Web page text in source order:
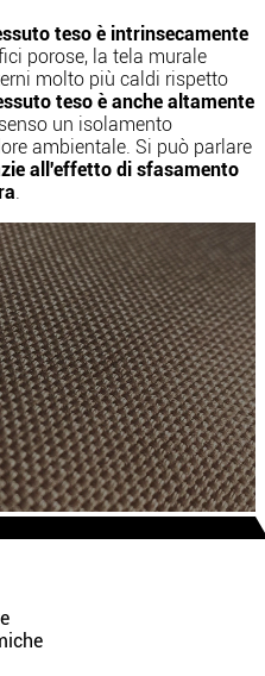
teso è intrinsecamente
porose, la tela murale
molto più caldi rispetto
teso è anche altamente
un isolamento
ambientale. Si può parlare
all'effetto di sfasamento
.